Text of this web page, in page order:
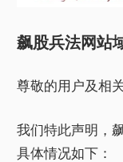
飙股兵法网站
尊敬的用户及相
我们特此声明，
具体情况如下：